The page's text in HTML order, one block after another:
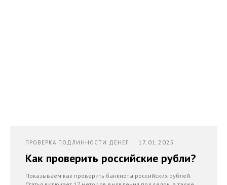
ПРОВЕРКА ПОДЛИННОСТИ ДЕНЕГ 17.01.2025
Как проверить российские рубли?
Показываем как проверить банкноты российских рублей.